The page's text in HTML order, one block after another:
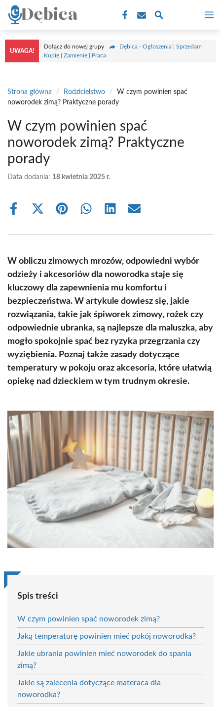
Przejdź
treści
UWAGA!
Dołącz do nowej grupy
Dębica - Ogłoszenia | Sprzedam |
Kupię | Zamienię | Praca
Strona główna / Rodzicielstwo /
W czym powinien spać
noworodek zimą? Praktyczne porady
W czym powinien spać
noworodek zimą? Praktyczne
porady
Data dodania: 18 kwietnia 2025 r.
Share
Share
(Twitter)
Share Share Share Share
W obliczu zimowych mrozów, odpowiedni wybór
odzieży i akcesoriów dla noworodka staje się
kluczowy dla zapewnienia mu komfortu i
bezpieczeństwa. W artykule dowiesz się, jakie
rozwiązania, takie jak śpiworek zimowy, rożek czy
odpowiednie ubranka, są najlepsze dla maluszka, aby
mogło spokojnie spać bez ryzyka przegrzania czy
wyziębienia. Poznaj także zasady dotyczące
temperatury w pokoju oraz akcesoria, które ułatwią
opiekę nad dzieckiem w tym trudnym okresie.
Spis treści
W czym powinien spać noworodek zimą?
Jaką temperaturę powinien mieć pokój noworodka?
Jakie ubrania powinien mieć noworodek do spania
zimą?
Jakie są zalecenia dotyczące materaca dla
noworodka?